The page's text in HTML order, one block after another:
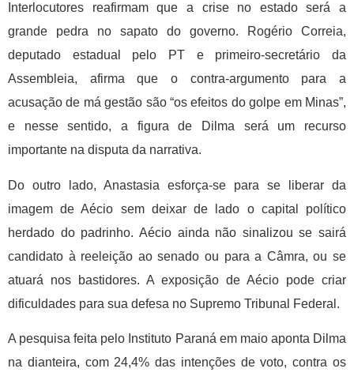
Interlocutores reafirmam que a crise no estado será a
grande pedra no sapato do governo. Rogério Correia,
deputado estadual pelo PT e primeiro-secretário da
Assembleia, afirma que o contra-argumento para a
acusação de má gestão são “os efeitos do golpe em Minas”,
e nesse sentido, a figura de Dilma será um recurso
importante na disputa da narrativa.
Do outro lado, Anastasia esforça-se para se liberar da
imagem de Aécio sem deixar de lado o capital político
herdado do padrinho. Aécio ainda não sinalizou se sairá
candidato à reeleição ao senado ou para a Câmra, ou se
atuará nos bastidores. A exposição de Aécio pode criar
dificuldades para sua defesa no Supremo Tribunal Federal.
A pesquisa feita pelo Instituto Paraná em maio aponta Dilma
na dianteira, com 24,4% das intenções de voto, contra os